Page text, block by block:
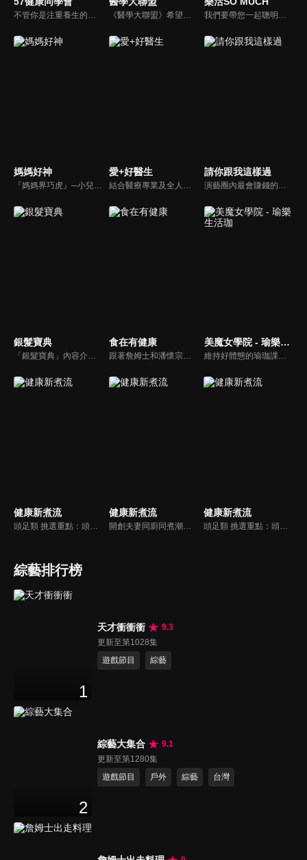
媽媽好神
『媽媽界巧虎』─小兒科醫師黃瑽寧，『國民媽媽』─鍾欣凌，兩人領軍擁有十八般武藝的好神媽媽團，為全台媽媽們發聲，所有育兒新知，家庭秘辛，全家大小健康，都會在《媽媽好神》一一解惑！
愛+好醫生
結合醫療專業及全人關懷的新型態節目，主持人黃瑽寧醫師親訪家庭，跨領域醫療顧問團全方位檢視，提供最完整、實用和正確的資訊來守護孩子的健康。
請你跟我這樣過
演藝圈內最會賺錢的侯昌明，以親身經歷教你理財；採訪經歷豐沛的黃文華，把所見所聞通通報你哉。不論是理財知識、兩性問題、生活資訊，完全貼近市井小民的所需所求，保證讓你生活過更好！
銀髮寶典
「銀髮寶典」內容介紹銀髮族相關的醫療知識，讓爺爺奶奶們能了解銀髮族常見的疾病、或是身體常遇到的問題，並邀請專業的醫師上節目解答，詳細深入且淺顯易懂的方式講述給各位爺爺奶奶們。為銀髮族的身體健康預防把關，讓爺爺奶奶能有一個樂活的退休生活。
食在有健康
跟著詹姆士和潘懷宗博士就能輕鬆學料理！只是品嚐美食之餘，身體健康也要懂得把關，每集都會傳授生活健康資訊，破除一般飲食迷思，讓大家吃得美味、活得健康！
美魔女學院 - 瑜樂生活珈
維持好體態的瑜珈課程，有著豐富的瑜珈姿勢，伸展筋骨舒緩全身疲勞，緊緻肌肉線條，不只能雕塑美美的身材也能夠讓身心靈都暢快健康，跟上我們的腳步一起踏上瑜樂生活珈，輕鬆好上手，快樂享瘦！
健康新煮流
頭足類 挑選重點：頭足類利用清洗時去除內臟可以降低膽固醇的攝取。挑選雙眼清澈明亮，眼球稍微凸出，肉質結實有彈性為佳。身體具透明感，觸腕或是吸盤一碰到活體就會吸附住便是新鮮的。
健康新煮流
開創夫妻同廚同煮潮流的KC夫婦，繼《健康醫食代》後，走出攝影棚，帶大家全台走透透，發掘上帝賞賜的美味食材，內容融合新加坡南洋風和客家純樸味，加上台灣獨特的閩南風情，互相激盪交織出的火花，打造出獨一無二的美食節目。
健康新煮流
頭足類 挑選重點：頭足類利用清洗時去除內臟可以降低膽固醇的攝取。挑選雙眼清澈明亮，眼球稍微凸出，肉質結實有彈性為佳。身體具透明感，觸腕或是吸盤一碰到活體就會吸附住便是新鮮的。
綜藝排行榜
1
天才衝衝衝
9.3
更新至第1028集
遊戲節目
綜藝
2
綜藝大集合
9.1
更新至第1280集
遊戲節目
戶外 綜藝 台灣